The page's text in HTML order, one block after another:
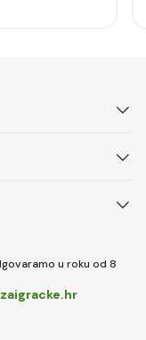
u roku od 8